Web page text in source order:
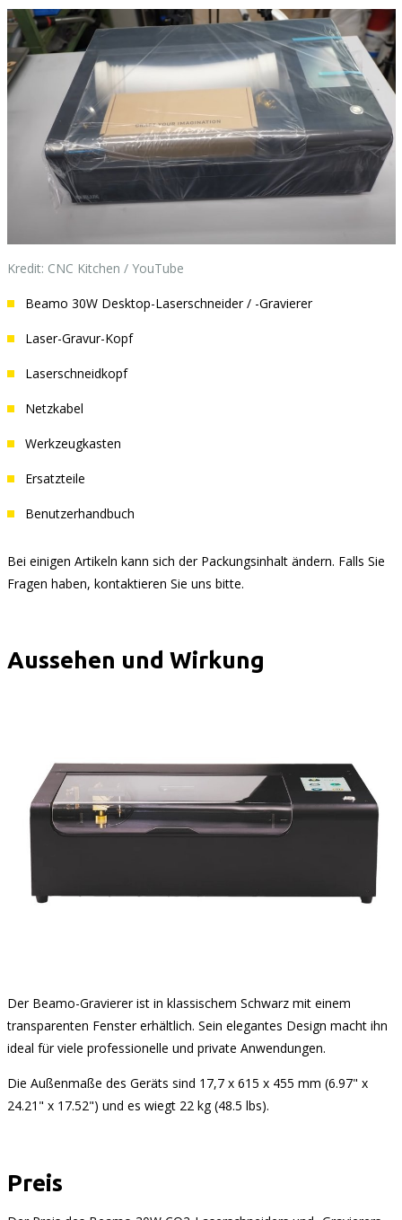
Kredit: CNC Kitchen / YouTube
Beamo 30W Desktop-Laserschneider / -Gravierer
Laser-Gravur-Kopf
Laserschneidkopf
Netzkabel
Werkzeugkasten
Ersatzteile
Benutzerhandbuch
Bei einigen Artikeln kann sich der Packungsinhalt ändern. Falls Sie
Fragen haben, kontaktieren Sie uns bitte.
Aussehen und Wirkung
Der Beamo-Gravierer ist in klassischem Schwarz mit einem
transparenten Fenster erhältlich. Sein elegantes Design macht ihn
ideal für viele professionelle und private Anwendungen.
Die Außenmaße des Geräts sind 17,7 x 615 x 455 mm (6.97" x
24.21" x 17.52") und es wiegt 22 kg (48.5 lbs).
Preis